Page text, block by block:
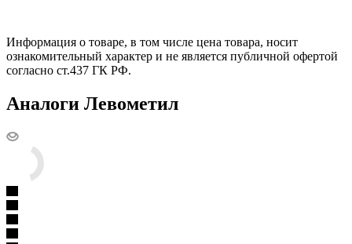
Информация о товаре, в том числе цена товара, носит
ознакомительный характер и не является публичной офертой
согласно ст.437 ГК РФ.
Аналоги Левометил